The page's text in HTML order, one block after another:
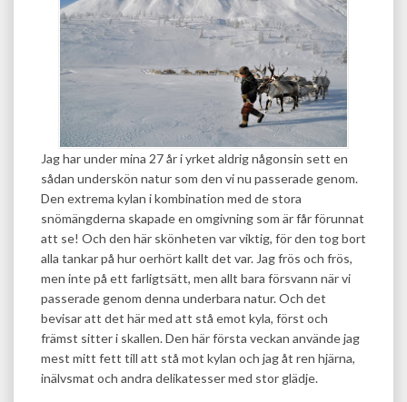
Jag har under mina 27 år i yrket aldrig någonsin sett en
sådan underskön natur som den vi nu passerade genom.
Den extrema kylan i kombination med de stora
snömängderna skapade en omgivning som är får förunnat
att se! Och den här skönheten var viktig, för den tog bort
alla tankar på hur oerhört kallt det var. Jag frös och frös,
men inte på ett farligtsätt, men allt bara försvann när vi
passerade genom denna underbara natur. Och det
bevisar att det här med att stå emot kyla, först och
främst sitter i skallen. Den här första veckan använde jag
mest mitt fett till att stå mot kylan och jag åt ren hjärna,
inälvsmat och andra delikatesser med stor glädje.